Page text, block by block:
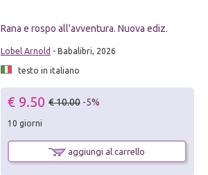
Rana e rospo all'avventura. Nuova ediz.
Lobel Arnold - Babalibri, 2026
testo in italiano
€ 9.50 € 10.00 -5%
10 giorni
aggiungi al carrello